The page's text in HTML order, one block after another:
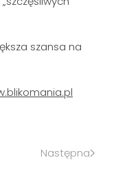
szansa na
Następna